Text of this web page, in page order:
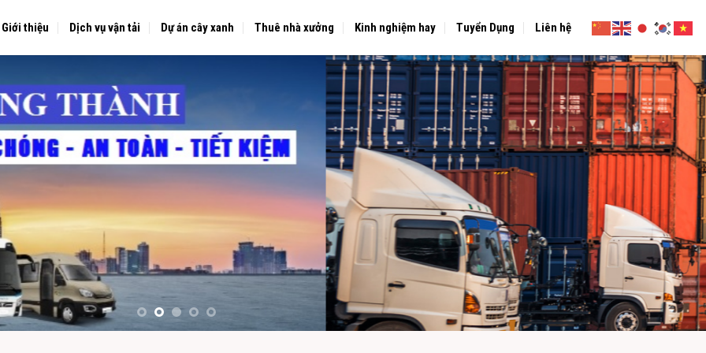
Giới thiệu Dịch vụ vận tải Dự án cây xanh Thuê nhà xưởng Kinh nghiệm hay Tuyển Dụng Liên hệ